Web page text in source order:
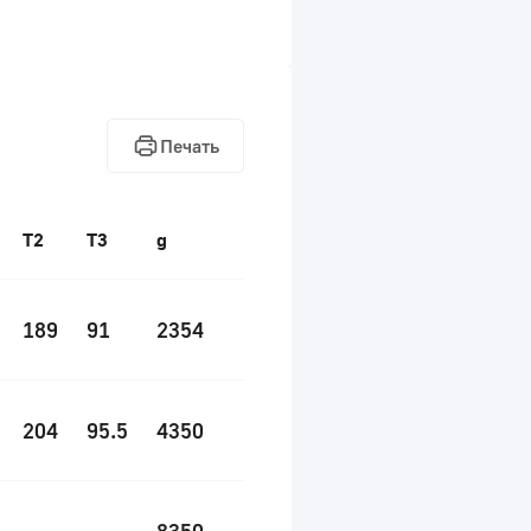
Печать
T2 T3 g
189 91 2354
204 95.5 4350